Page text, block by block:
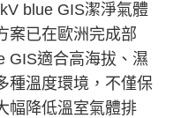
blue GIS潔淨氣體
案已在歐洲完成部
GIS適合高海拔、濕
種溫度環境，不僅保
幅降低溫室氣體排